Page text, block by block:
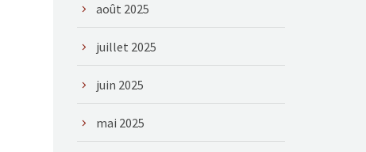
août 2025
juillet 2025
juin 2025
mai 2025